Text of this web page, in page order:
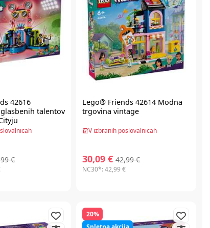
42616
talentov
€
Lego® Friends 42614 Modna
trgovina vintage
V izbranih poslovalnicah
30,09 € 42,99 €
NC30*:42,99 €
20%